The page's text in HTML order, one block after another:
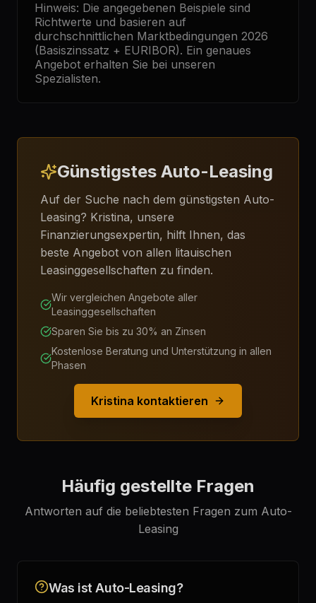
Hinweis: Die angegebenen Beispiele sind
Richtwerte und basieren auf
durchschnittlichen Marktbedingungen 2026
(Basiszinssatz + EURIBOR). Ein genaues
Angebot erhalten Sie bei unseren
Spezialisten.
Günstigstes Auto-Leasing
Auf der Suche nach dem günstigsten Auto-
Leasing? Kristina, unsere
Finanzierungsexpertin, hilft Ihnen, das
beste Angebot von allen litauischen
Leasinggesellschaften zu finden.
Wir vergleichen Angebote aller
Leasinggesellschaften
Sparen Sie bis zu 30% an Zinsen
Kostenlose Beratung und Unterstützung in allen
Phasen
Kristina kontaktieren
Häufig gestellte Fragen
Antworten auf die beliebtesten Fragen zum Auto-
Leasing
Was ist Auto-Leasing?